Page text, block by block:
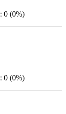
0 (0%)
0 (0%)